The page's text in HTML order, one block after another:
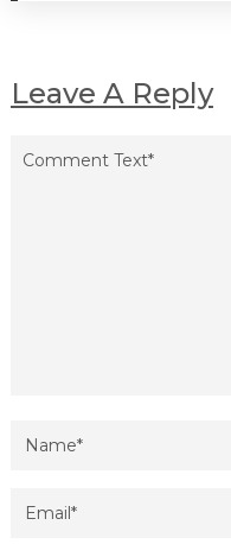
Leave A Reply